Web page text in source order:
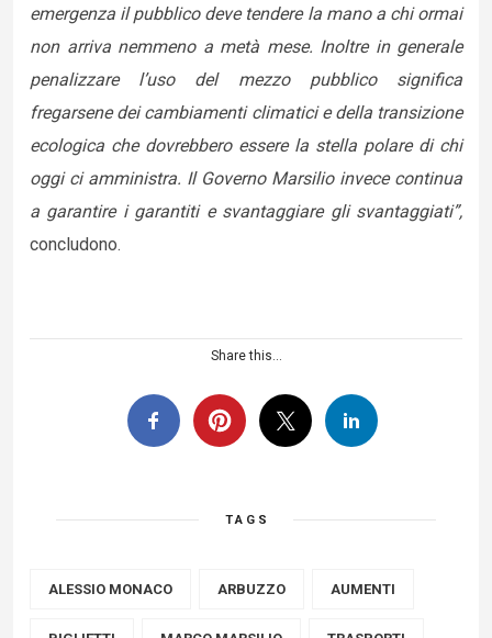
emergenza il pubblico deve tendere la mano a chi ormai
non arriva nemmeno a metà mese. Inoltre in generale
penalizzare l’uso del mezzo pubblico significa
fregarsene dei cambiamenti climatici e della transizione
ecologica che dovrebbero essere la stella polare di chi
oggi ci amministra. Il Governo Marsilio invece continua
a garantire i garantiti e svantaggiare gli svantaggiati”,
concludono.
Share this...
TAGS
ALESSIO MONACO ARBUZZO AUMENTI